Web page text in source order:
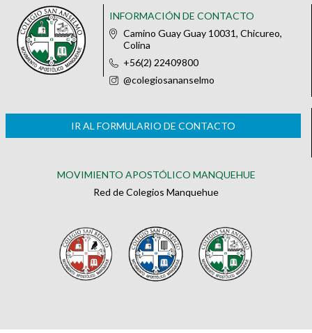
INFORMACIÓN DE CONTACTO
Camino Guay Guay 10031, Chicureo,
Colina
+56(2) 22409800
@colegiosananselmo
IR AL FORMULARIO DE CONTACTO
MOVIMIENTO APOSTÓLICO MANQUEHUE
Red de Colegios Manquehue